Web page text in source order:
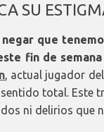
SU
que
fin de
, actual jugador del
total. Este
ni delirios que